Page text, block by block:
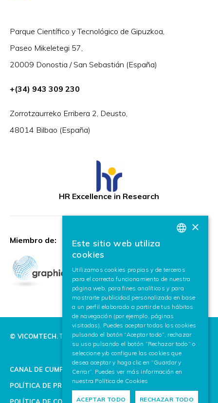
Parque Científico y Tecnológico de Gipuzkoa,
Paseo Mikeletegi 57,
20009 Donostia / San Sebastián (España)
+(34) 943 309 230
Zorrotzaurreko Erribera 2, Deusto,
48014 Bilbao (España)
HR Excellence in Research
Miembro de:
© VICOMTECH.Todos los derechos reservados.
CANAL DE CUMPLIMIENTO
POLÍTICA DE PRIVACIDAD
ENGLISH
×
Este sitio web utiliza
cookies
Utilizamos cookies propias y de terceros
para el correcto funcionamiento de nuestra
página web, para fines analíticos y para
mostrarte publicidad personalizada en base
a un perfil elaborado a partir de tus hábitos
de navegación (por ejemplo, páginas
visitadas). Puedes aceptar todas las cookies
pulsando el botón “Aceptar todo”, rechazar
su uso pulsando el botón “Rechazar todo” o
seleccione y/o configure las cookies que
desea aceptar y haga clic en “Guardar y
Cerrar”. Puedes ver más información en
nuestra Política de Cookies
ACEPTAR TODO RECHAZAR TODO